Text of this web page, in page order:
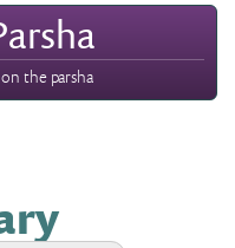
the parsha